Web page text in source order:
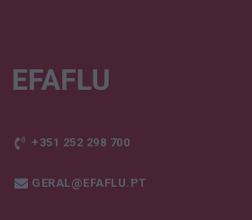
+351 252 298 700
GERAL@EFAFLU.PT